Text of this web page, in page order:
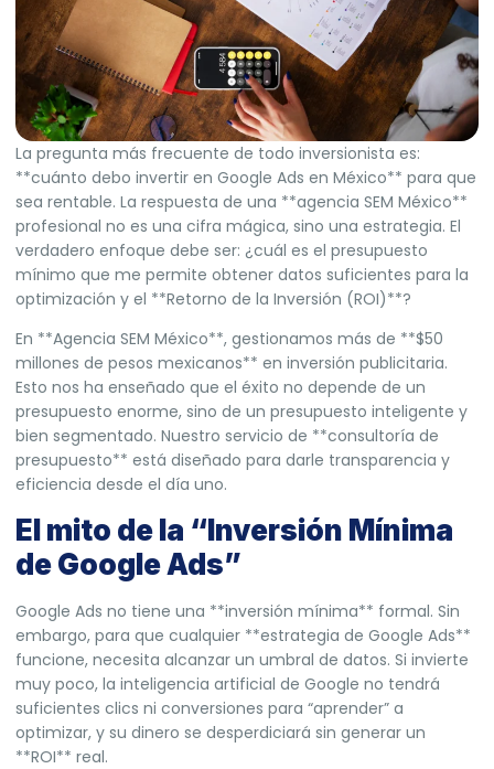
La pregunta más frecuente de todo inversionista es:
**cuánto debo invertir en Google Ads en México** para que
sea rentable. La respuesta de una **agencia SEM México**
profesional no es una cifra mágica, sino una estrategia. El
verdadero enfoque debe ser: ¿cuál es el presupuesto
mínimo que me permite obtener datos suficientes para la
optimización y el **Retorno de la Inversión (ROI)**?
En **Agencia SEM México**, gestionamos más de **$50
millones de pesos mexicanos** en inversión publicitaria.
Esto nos ha enseñado que el éxito no depende de un
presupuesto enorme, sino de un presupuesto inteligente y
bien segmentado. Nuestro servicio de **consultoría de
presupuesto** está diseñado para darle transparencia y
eficiencia desde el día uno.
El mito de la “Inversión Mínima
de Google Ads”
Google Ads no tiene una **inversión mínima** formal. Sin
embargo, para que cualquier **estrategia de Google Ads**
funcione, necesita alcanzar un umbral de datos. Si invierte
muy poco, la inteligencia artificial de Google no tendrá
suficientes clics ni conversiones para “aprender” a
optimizar, y su dinero se desperdiciará sin generar un
**ROI** real.